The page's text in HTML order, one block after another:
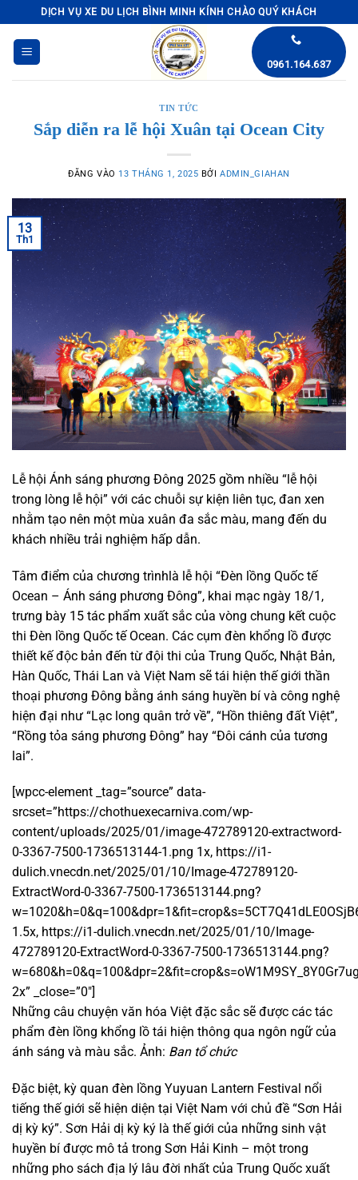
qua
dung
DỊCH VỤ XE DU LỊCH BÌNH MINH KÍNH CHÀO QUÝ KHÁCH
0961.164.637
TIN TỨC
Sắp diễn ra lễ hội Xuân tại Ocean City
ĐĂNG VÀO 13 THÁNG 1, 2025 BỞIADMIN_GIAHAN
13
Th1
Lễ hội Ánh sáng phương Đông 2025 gồm nhiều “lễ hội
trong lòng lễ hội” với các chuỗi sự kiện liên tục, đan xen
nhằm tạo nên một mùa xuân đa sắc màu, mang đến du
khách nhiều trải nghiệm hấp dẫn.
Tâm điểm của chương trìnhlà lễ hội “Đèn lồng Quốc tế
Ocean – Ánh sáng phương Đông”, khai mạc ngày 18/1,
trưng bày 15 tác phẩm xuất sắc của vòng chung kết cuộc
thi Đèn lồng Quốc tế Ocean. Các cụm đèn khổng lồ được
thiết kế độc bản đến từ đội thi của Trung Quốc, Nhật Bản,
Hàn Quốc, Thái Lan và Việt Nam sẽ tái hiện thế giới thần
thoại phương Đông bằng ánh sáng huyền bí và công nghệ
hiện đại như “Lạc long quân trở về”, “Hồn thiêng đất Việt”,
“Rồng tỏa sáng phương Đông” hay “Đôi cánh của tương
lai”.
[wpcc-element _tag=”source” data-
srcset=”https://chothuexecarniva.com/wp-
content/uploads/2025/01/image-472789120-extractword-
0-3367-7500-1736513144-1.png 1x, https://i1-
dulich.vnecdn.net/2025/01/10/Image-472789120-
ExtractWord-0-3367-7500-1736513144.png?
1.5x, https://i1-dulich.vnecdn.net/2025/01/10/Image-
472789120-ExtractWord-0-3367-7500-1736513144.png?
2x” _close=”0″]
Những câu chuyện văn hóa Việt đặc sắc sẽ được các tác
phẩm đèn lồng khổng lồ tái hiện thông qua ngôn ngữ của
ánh sáng và màu sắc. Ảnh: Ban tổ chức
Đặc biệt, kỳ quan đèn lồng Yuyuan Lantern Festival nổi
tiếng thế giới sẽ hiện diện tại Việt Nam với chủ đề “Sơn Hải
dị kỳ ký”. Sơn Hải dị kỳ ký là thế giới của những sinh vật
huyền bí được mô tả trong Sơn Hải Kinh – một trong
những pho sách địa lý lâu đời nhất của Trung Quốc xuất